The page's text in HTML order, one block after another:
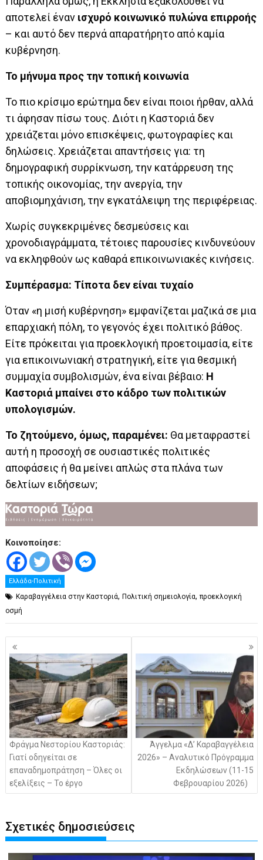
αποτελεί έναν ισχυρό κοινωνικό πυλώνα επιρροής
– και αυτό δεν περνά απαρατήρητο από καμία
κυβέρνηση.
Το μήνυμα προς την τοπική κοινωνία
Το πιο κρίσιμο ερώτημα δεν είναι ποιοι ήρθαν, αλλά
τι άφησαν πίσω τους. Διότι η Καστοριά δεν
χρειάζεται μόνο επισκέψεις, φωτογραφίες και
δηλώσεις. Χρειάζεται απαντήσεις για: τη
δημογραφική συρρίκνωση, την κατάρρευση της
τοπικής οικονομίας, την ανεργία, την
αποβιομηχάνιση, την εγκατάλειψη της περιφέρειας.
Χωρίς συγκεκριμένες δεσμεύσεις και
χρονοδιαγράμματα, τέτοιες παρουσίες κινδυνεύουν
να εκληφθούν ως καθαρά επικοινωνιακές κινήσεις.
Συμπέρασμα: Τίποτα δεν είναι τυχαίο
Όταν «η μισή κυβέρνηση» εμφανίζεται μαζικά σε μια
επαρχιακή πόλη, το γεγονός έχει πολιτικό βάθος.
Είτε πρόκειται για προεκλογική προετοιμασία, είτε
για επικοινωνιακή στρατηγική, είτε για θεσμική
συμμαχία συμβολισμών, ένα είναι βέβαιο: Η
Καστοριά μπαίνει στο κάδρο των πολιτικών
υπολογισμών.
Το ζητούμενο, όμως, παραμένει: Θα μεταφραστεί
αυτή η προσοχή σε ουσιαστικές πολιτικές
αποφάσεις ή θα μείνει απλώς στα πλάνα των
δελτίων ειδήσεων;
Κοινοποίησε:
Ελλάδα-Πολιτική
Καραβαγγέλεια στην Καστοριά,Πολιτική σημειολογία,προεκλογική
οσμή
Πλοήγηση
άρθρων
Φράγμα Νεστορίου Καστοριάς:
Γιατί οδηγείται σε
επαναδημοπράτηση – Όλες οι
εξελίξεις – Το έργο
Άγγελμα «Δ’ Καραβαγγέλεια
2026» – Αναλυτικό Πρόγραμμα
Εκδηλώσεων (11-15
Φεβρουαρίου 2026)
Σχετικές δημοσιεύσεις